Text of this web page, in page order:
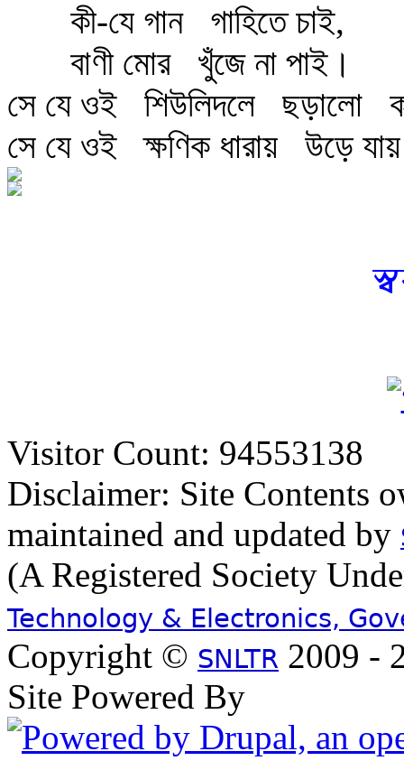
কী-যে গান
গাহিতে চাই,
বাণী মোর
খুঁজে না পাই।
সে যে ওই
শিউলিদলে ছড়ালো
সে যে ওই
ক্ষণিক ধারায় উড়ে যায়
Visitor Count: 94553138
Disclaimer: Site Contents
maintained and updated by
(A Registered Society
Technology & Electronics,
Copyright © SNLTR 2009 -
Site Powered By